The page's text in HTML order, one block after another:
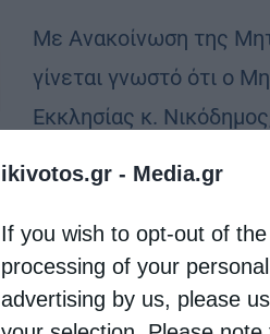
ikivotos.gr - Media.gr
If you wish to opt-out of
processing of your
advertising by us, please
Με Ανακοίνωση της
γίνεται γνωστό ότι ο
Εκκλησίας κ.